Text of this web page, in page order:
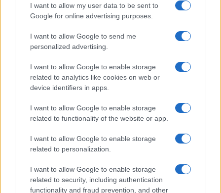
I want to allow my user data to be sent to
Google for online advertising purposes.
I want to allow Google to send me
personalized advertising.
I want to allow Google to enable storage
related to analytics like cookies on web or
device identifiers in apps.
I want to allow Google to enable storage
related to functionality of the website or app.
I want to allow Google to enable storage
related to personalization.
I want to allow Google to enable storage
related to security, including authentication
functionality and fraud prevention, and other
Scopri come l’imperfezione può essere la vera
essenza della bellezza
PIÙ LETTI